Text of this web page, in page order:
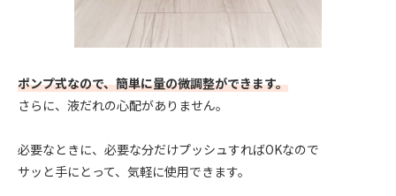
ポンプ式なので、簡単に量の微調整ができます。
さらに、液だれの心配がありません。
必要なときに、必要な分だけプッシュすればOKなので
サッと手にとって、気軽に使用できます。